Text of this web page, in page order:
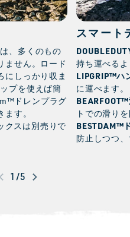
、多くのもの
ません。ロード
にしっかり収ま
プを使えば簡
ドレンプラグ
す。
クスは別売りで
スマート
持ち運べる
LIPGRIP™ハ
に運べます。
トでの滑り
BESTDAM™
防止しつつ
1 /5